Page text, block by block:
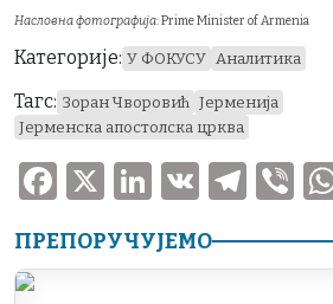
Насловна фотографија: Prime Minister of Armenia
Категорије: У ФОКУСУ Аналитика
Тагс: Зоран Чворовић Јерменија
Јерменска апостолска црква
F
a
c
X
Li
n
k
V
K
T
el
e
V
ib
er
ПРЕПОРУЧУЈЕМО